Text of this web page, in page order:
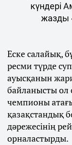
күндері
жазды
Еске салайық,
ресми түрде
ауысқанын
байланысты ол
чемпионы
қазақстандық
дәрежесінің
орналастырды.